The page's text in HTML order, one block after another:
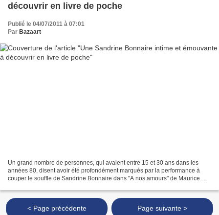
découvrir en livre de poche
Publié le 04/07/2011 à 07:01
Par Bazaart
Un grand nombre de personnes, qui avaient entre 15 et 30 ans dans les
années 80, disent avoir été profondément marqués par la performance à
couper le souffle de Sandrine Bonnaire dans "A nos amours" de Maurice
< Page précédente Page suivante >